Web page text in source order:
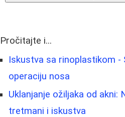
Pročitajte i...
Iskustva sa rinoplastikom -
operaciju nosa
Uklanjanje ožiljaka od akni:
tretmani i iskustva